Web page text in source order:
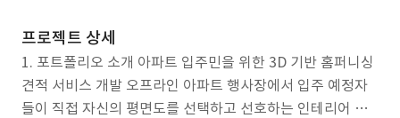
프로젝트 상세
1. 포트폴리오 소개 아파트 입주민을 위한 3D 기반 홈퍼니싱
견적 서비스 개발 오프라인 아파트 행사장에서 입주 예정자
들이 직접 자신의 평면도를 선택하고 선호하는 인테리어 스